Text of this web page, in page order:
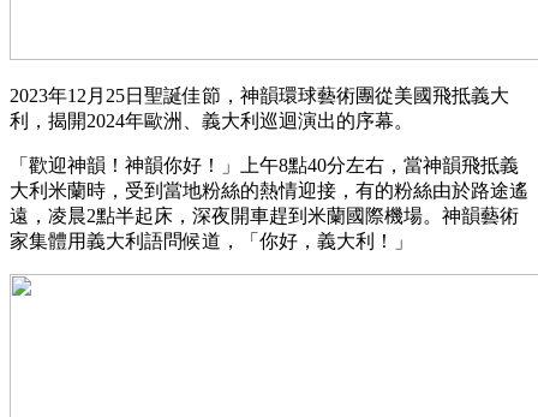
2023年12月25日聖誕佳節，神韻環球藝術團從美國飛抵義大
利，揭開2024年歐洲、義大利巡迴演出的序幕。
「歡迎神韻！神韻你好！」上午8點40分左右，當神韻飛抵義
大利米蘭時，受到當地粉絲的熱情迎接，有的粉絲由於路途遙
遠，凌晨2點半起床，深夜開車趕到米蘭國際機場。神韻藝術
家集體用義大利語問候道，「你好，義大利！」